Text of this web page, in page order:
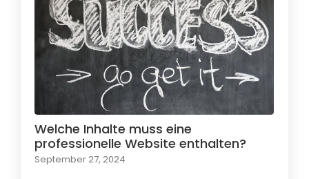
Welche Inhalte muss eine
professionelle Website enthalten?
September 27, 2024